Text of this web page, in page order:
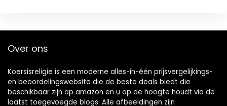
Over ons
Koersisreligie is een moderne alles-in-één prijsvergelijkings-
en beoordelingswebsite die de beste deals biedt die
beschikbaar zijn op amazon en u op de hoogte houdt via de
laatst toegevoegde blogs. Alle afbeeldingen zijn